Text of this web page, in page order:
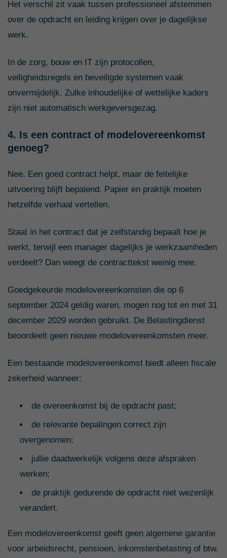
Het verschil zit vaak tussen professioneel afstemmen
over de opdracht en leiding krijgen over je dagelijkse
werk.
In de zorg, bouw en IT zijn protocollen,
veiligheidsregels en beveiligde systemen vaak
onvermijdelijk. Zulke inhoudelijke of wettelijke kaders
zijn niet automatisch werkgeversgezag.
4. Is een contract of modelovereenkomst
genoeg?
Nee. Een goed contract helpt, maar de feitelijke
uitvoering blijft bepalend. Papier en praktijk moeten
hetzelfde verhaal vertellen.
Staat in het contract dat je zelfstandig bepaalt hoe je
werkt, terwijl een manager dagelijks je werkzaamheden
verdeelt? Dan weegt de contracttekst weinig mee.
Goedgekeurde modelovereenkomsten die op 6
september 2024 geldig waren, mogen nog tot en met 31
december 2029 worden gebruikt. De Belastingdienst
beoordeelt geen nieuwe modelovereenkomsten meer.
Een bestaande modelovereenkomst biedt alleen fiscale
zekerheid wanneer:
de overeenkomst bij de opdracht past;
de relevante bepalingen correct zijn
overgenomen;
jullie daadwerkelijk volgens deze afspraken
werken;
de praktijk gedurende de opdracht niet wezenlijk
verandert.
Een modelovereenkomst geeft geen algemene garantie
voor arbeidsrecht, pensioen, inkomstenbelasting of btw.